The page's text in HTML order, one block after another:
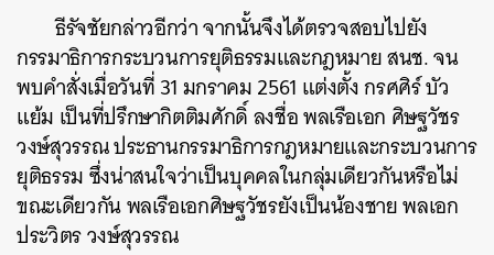
ธีรัจชัยกล่าวอีกว่า จากนั้นจึงได้ตรวจสอบไปยัง
กรรมาธิการกระบวนการยุติธรรมและกฎหมาย สนช. จน
พบคำสั่งเมื่อวันที่ 31 มกราคม 2561 แต่งตั้ง กรศศิร์ บัว
แย้ม เป็นที่ปรึกษากิตติมศักดิ์ ลงชื่อ พลเรือเอก ศิษฐวัชร
วงษ์สุวรรณ ประธานกรรมาธิการกฎหมายและกระบวนการ
ยุติธรรม ซึ่งน่าสนใจว่าเป็นบุคคลในกลุ่มเดียวกันหรือไม่
ขณะเดียวกัน พลเรือเอกศิษฐวัชรยังเป็นน้องชาย พลเอก
ประวิตร วงษ์สุวรรณ